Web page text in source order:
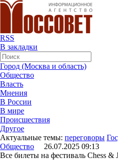
RSS
В закладки
Город (Москва и область)
Общество
Власть
Мнения
В России
В мире
Происшествия
Другое
Актуальные темы: переговоры
Общество 26.07.2025 09:13
Все билеты на фестиваль Chess